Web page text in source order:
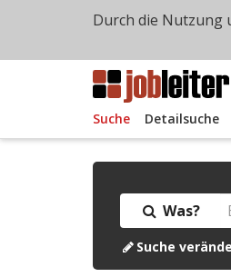
Suche Detailsuche
Was?
Suche
Durch die Nutzung